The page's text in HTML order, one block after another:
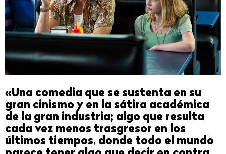
«Una comedia que se sustenta en su
gran cinismo y en la sátira académica
de la gran industria; algo que resulta
cada vez menos trasgresor en los
últimos tiempos, donde todo el mundo